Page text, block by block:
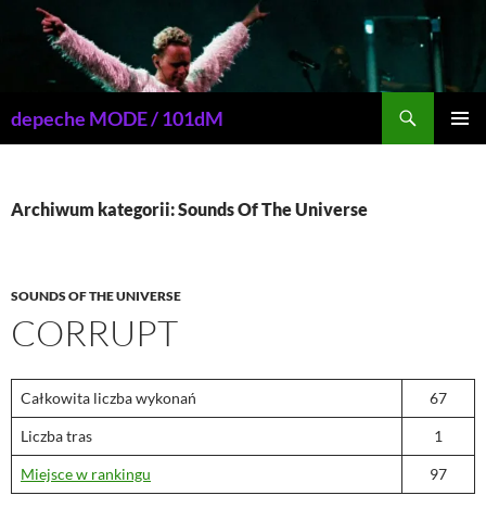
Przejdź
depeche MODE / 101dM
Archiwum kategorii: Sounds Of The Universe
SOUNDS OF THE UNIVERSE
CORRUPT
Całkowita liczba wykonań 67
Liczba tras 1
Miejsce w rankingu 97